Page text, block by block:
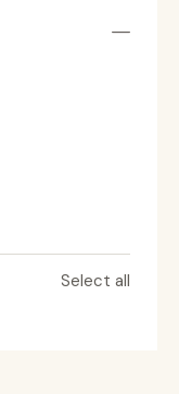
Select all